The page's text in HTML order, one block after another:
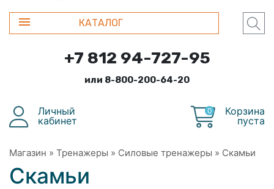
КАТАЛОГ
+7 812 94-727-95
или 8-800-200-64-20
Личный
кабинет
0
Корзина
пуста
Магазин » Тренажеры » Силовые тренажеры » Скамьи
Скамьи